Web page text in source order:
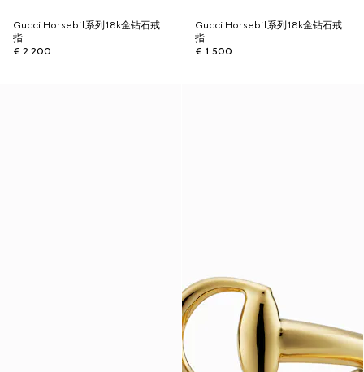
Gucci Horsebit系列18k金钻石戒
指
€ 2.200
Gucci Horsebit系列18k金钻石戒
指
€ 1.500